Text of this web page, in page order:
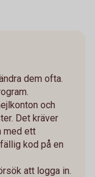
dem ofta.
och
Det kräver
med ett
kod på en
att logga in.